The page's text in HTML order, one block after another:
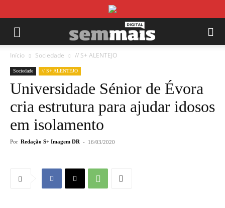
Início Sociedade // S+ ALENTEJO
Sociedade // S+ ALENTEJO
Universidade Sénior de Évora
cria estrutura para ajudar idosos
em isolamento
Por Redação S+ Imagem DR - 16/03/2020